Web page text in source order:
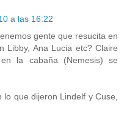
a las 16:22
gente que resucita en
Libby, Ana Lucia etc? Claire
la cabaña (Nemesis) se
que dijeron Lindelf y Cuse,